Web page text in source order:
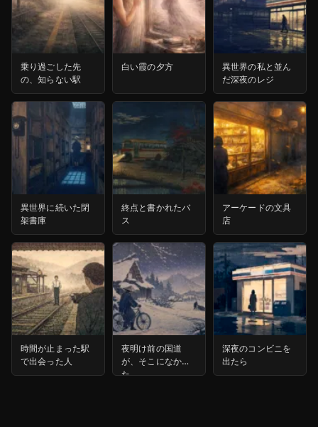
乗り過ごした先
の、知らない駅
白い霞の夕方
異世界の私と並ん
だ深夜のレジ
異世界に続いた閉
架書庫
終点と書かれたバ
ス
アーケードの文具
店
時間が止まった駅
で出会った人
夜明け前の国道
が、そこになかっ
た
深夜のコンビニを
出たら